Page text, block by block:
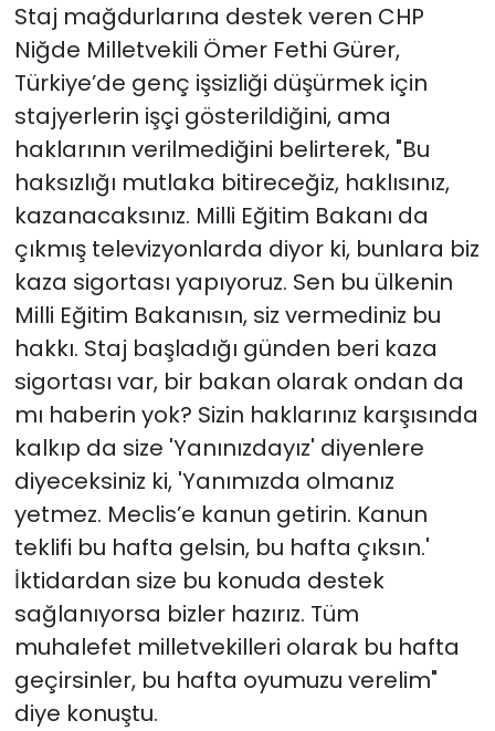
Staj mağdurlarına destek veren CHP
Niğde Milletvekili Ömer Fethi Gürer,
Türkiye’de genç işsizliği düşürmek için
stajyerlerin işçi gösterildiğini, ama
haklarının verilmediğini belirterek, "Bu
haksızlığı mutlaka bitireceğiz, haklısınız,
kazanacaksınız. Milli Eğitim Bakanı da
çıkmış televizyonlarda diyor ki, bunlara biz
kaza sigortası yapıyoruz. Sen bu ülkenin
Milli Eğitim Bakanısın, siz vermediniz bu
hakkı. Staj başladığı günden beri kaza
sigortası var, bir bakan olarak ondan da
mı haberin yok? Sizin haklarınız karşısında
kalkıp da size 'Yanınızdayız' diyenlere
diyeceksiniz ki, 'Yanımızda olmanız
yetmez. Meclis’e kanun getirin. Kanun
teklifi bu hafta gelsin, bu hafta çıksın.'
İktidardan size bu konuda destek
sağlanıyorsa bizler hazırız. Tüm
muhalefet milletvekilleri olarak bu hafta
geçirsinler, bu hafta oyumuzu verelim"
diye konuştu.